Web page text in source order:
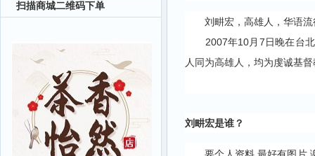
扫描商城二维码下单
刘畊宏，高雄人，华语流
2007年10月7日晚在台北
人同为高雄人，均为虔诚基
刘畊宏是谁？